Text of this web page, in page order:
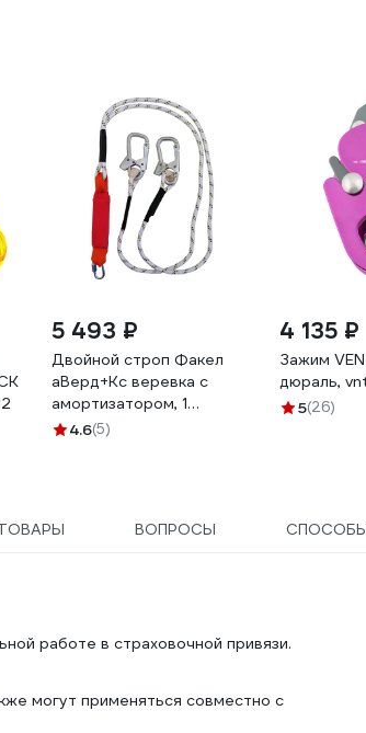
5 493 ₽
Двойной строп Факел
аВерд+Кс веревка с
амортизатором, 1
монтажный карабин, 1
4.6(5)
4 135 ₽
Зажим
дюраль,
5(26)
ВОПРОСЫ
работе в страховочной привязи.
могут применяться совместно с